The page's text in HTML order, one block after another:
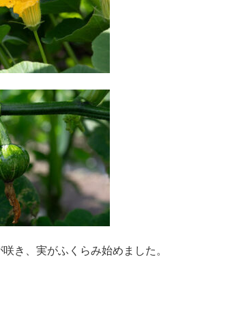
き、実がふくらみ始めました。